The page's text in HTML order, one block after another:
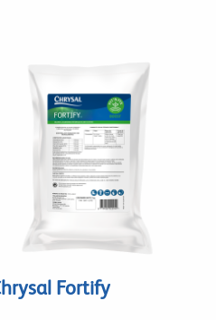
Fortify